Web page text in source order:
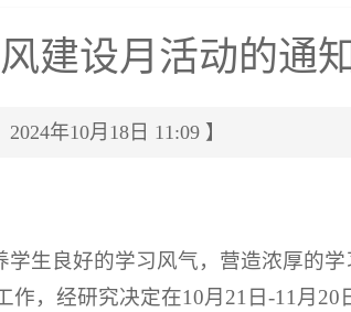
建设月活动的通知
年10月18日 11:09 】
生良好的学习风气，营造浓厚的
，经研究决定在10月21日-11月